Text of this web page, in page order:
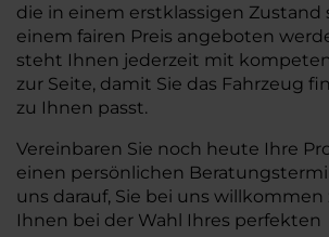
die in einem erstklassigen Zustand
einem fairen Preis angeboten
steht Ihnen jederzeit mit
zur Seite, damit Sie das Fahrzeug
zu Ihnen passt.
Vereinbaren Sie noch heute Ihre
einen persönlichen
uns darauf, Sie bei uns
Ihnen bei der Wahl Ihres perfekten